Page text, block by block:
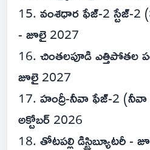
15. వంశధార ఫేజ్-2 స్టేజ్-
- జూలై 2027
16. చింతలపూడి ఎత్తిపోతల
జూలై 2027
17. హంద్రీ-నీవా ఫేజ్-2 (నీవా
అక్టోబర్ 2026
18. తోటపల్లి డిస్ట్రిబ్యూటరీ -